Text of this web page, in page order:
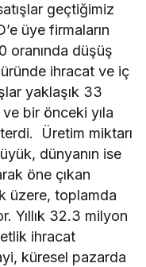
geçtiğimiz
üye firmaların
oranında düşüş
ihracat ve iç
yaklaşık 33
bir önceki yıla
Üretim miktarı
dünyanın ise
öne çıkan
üzere, toplamda
Yıllık 32.3 milyon
ihracat
küresel pazarda